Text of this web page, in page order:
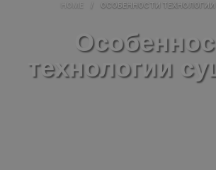
HOME / ОСОБЕННОСТИ
технологии